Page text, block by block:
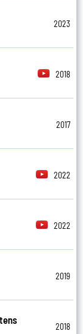
2023
2018
2017
2022
2022
2019
2018